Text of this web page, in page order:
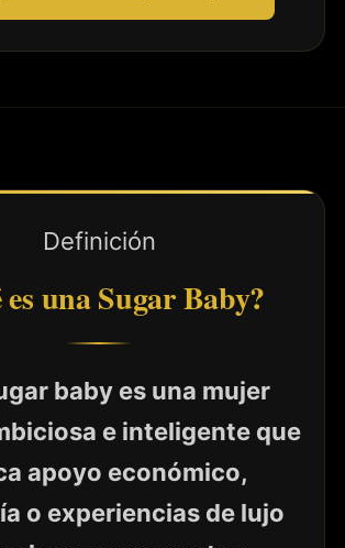
Definición
es una Sugar Baby?
baby es una mujer
e inteligente que
apoyo económico,
o experiencias de lujo